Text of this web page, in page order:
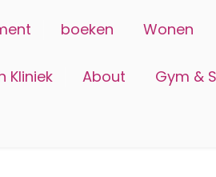
boeken Wonen
Kliniek About Gym &